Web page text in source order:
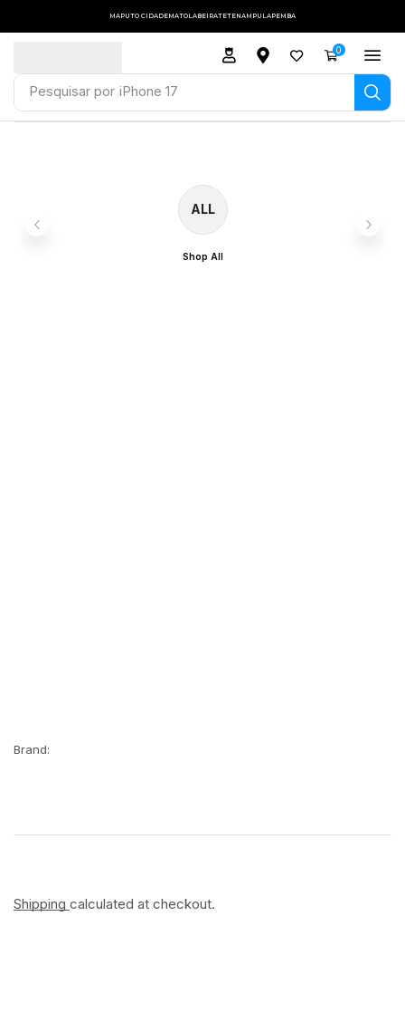
MAPUTO CIDADEMATOLABEIRATETENAMPULAPEMBA
Pesquisar por iPhone 17
0
ALL
Shop All
Brand:
Shipping calculated at checkout.